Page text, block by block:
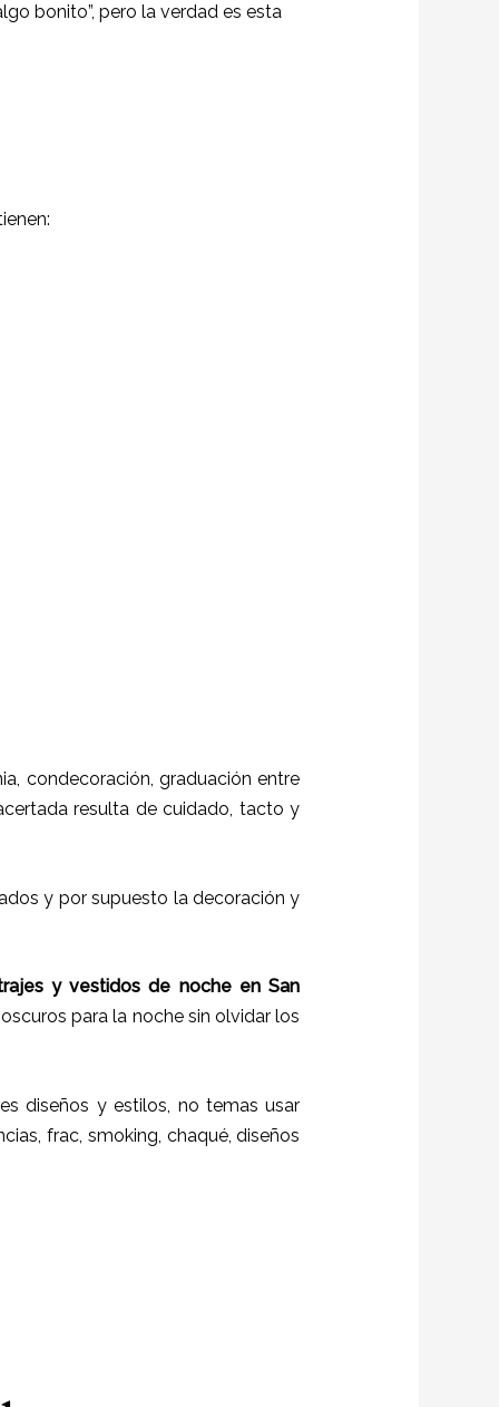
bonito”, pero la verdad es esta
condecoración, graduación entre
resulta de cuidado, tacto y
y por supuesto la decoración y
y vestidos de noche enSan
para la noche sin olvidar los
diseños y estilos, no temas usar
frac, smoking, chaqué, diseños